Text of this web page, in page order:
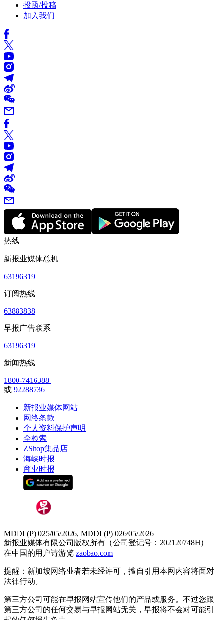
投函/投稿
加入我们
热线
新报业媒体总机
63196319
订阅热线
63883838
早报广告联系
63196319
新闻热线
1800-7416388
或 92288736
新报业媒体网站
网络条款
个人资料保护声明
全检索
ZShop集品店
海峡时报
商业时报
MDDI (P) 025/05/2026, MDDI (P) 026/05/2026
新报业媒体有限公司版权所有（公司登记号：202120748H）
在中国的用户请游览 zaobao.com
提醒：新加坡网络业者若未经许可，擅自引用本网内容将面对
法律行动。
第三方公司可能在早报网站宣传他们的产品或服务。不过您跟
第三方公司的任何交易与早报网站无关，早报将不会对可能引